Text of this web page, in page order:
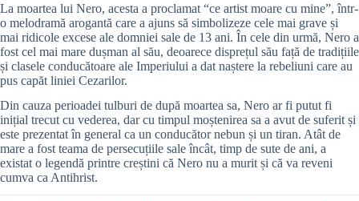
La moartea lui Nero, acesta a proclamat “ce artist moare cu mine”, într-
o melodramă arogantă care a ajuns să simbolizeze cele mai grave și
mai ridicole excese ale domniei sale de 13 ani. În cele din urmă, Nero a
fost cel mai mare dușman al său, deoarece disprețul său față de tradițiile
și clasele conducătoare ale Imperiului a dat naștere la rebeliuni care au
pus capăt liniei Cezarilor.
Din cauza perioadei tulburi de după moartea sa, Nero ar fi putut fi
inițial trecut cu vederea, dar cu timpul moștenirea sa a avut de suferit și
este prezentat în general ca un conducător nebun și un tiran. Atât de
mare a fost teama de persecuțiile sale încât, timp de sute de ani, a
existat o legendă printre creștini că Nero nu a murit și că va reveni
cumva ca Antihrist.